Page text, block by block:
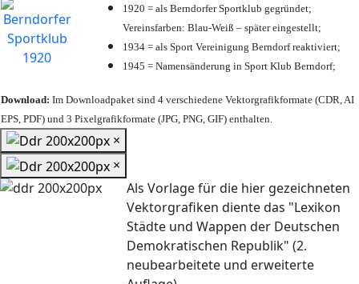
1920 = als Berndorfer Sportklub gegründet;
Vereinsfarben: Blau-Weiß – später eingestellt;
1934 = als Sport Vereinigung Berndorf reaktiviert;
1945 = Namensänderung in Sport Klub Berndorf;
Download: Im Downloadpaket sind 4 verschiedene Vektorgrafikformate (CDR, AI
EPS, PDF) und 3 Pixelgrafikformate (JPG, PNG, GIF) enthalten.
×
×
Als Vorlage für die hier gezeichneten
Vektorgrafiken diente das "Lexikon
Städte und Wappen der Deutschen
Demokratischen Republik" (2.
neubearbeitete und erweiterte